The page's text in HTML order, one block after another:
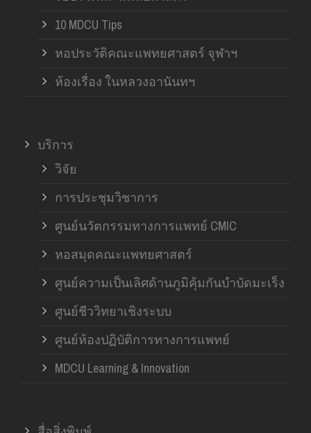
10 MDCU Tips
หอประวัติคณะแพทยศาสตร์ จุฬาฯ
ห้องเรื่อง ในหลวงอานันทฯ
บริการ
วิจัย
การประชุมวิชาการ
ศูนย์นวัตกรรมทางการแพทย์ CMIC
หอสมุดคณะแพทยศาสตร์
ศูนย์ความเป็นเลิศด้านภูมิคุ้มกันบำบัดมะเร็ง
ศูนย์ชีววิทยาเชิงระบบ
ศูนย์ห้องปฏิบัติการทางการแพทย์
MDCU Learning & Innovation